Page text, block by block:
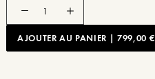
A68
AJOUTER AU PANIER | 799,00 €